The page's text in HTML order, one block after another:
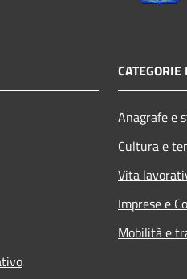
Anagrafe e
Cultura e
Vita
Imprese e
Mobilità e